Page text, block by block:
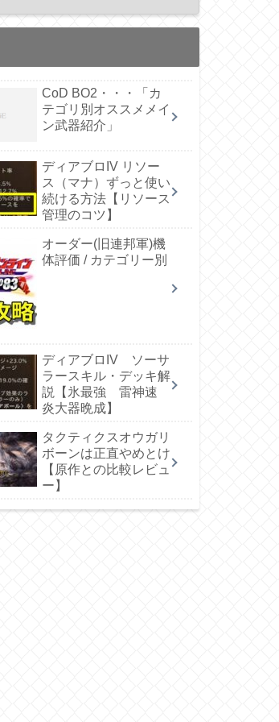
CoD BO2・・・「カ
テゴリ別オススメメイ
ン武器紹介」
ディアブロIV リソー
ス（マナ）ずっと使い
続ける方法【リソース
管理のコツ】
オーダー(旧連邦軍)機
体評価 / カテゴリー別
ディアブロIV ソーサ
ラースキル・デッキ解
説【氷最強 雷神速
炎大器晩成】
タクティクスオウガリ
ボーンは正直やめとけ
【原作との比較レビュ
ー】